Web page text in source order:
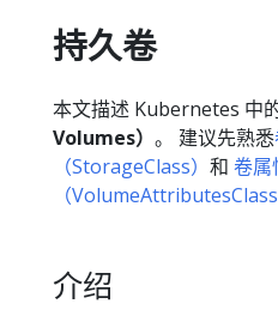
持久卷
本文描述 Kubernetes 中
Volumes） 。 建议先熟悉
（StorageClass） 和 卷属
（VolumeAttributesClass
介绍